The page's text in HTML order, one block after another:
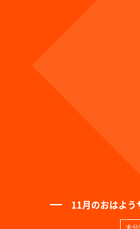
11月のおはよう
未分